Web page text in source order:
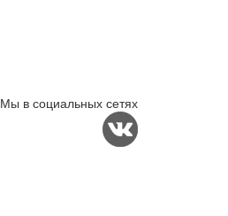
Мы в социальных сетях